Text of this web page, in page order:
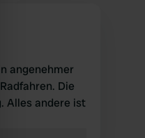
angenehmer
Die
Alles andere ist